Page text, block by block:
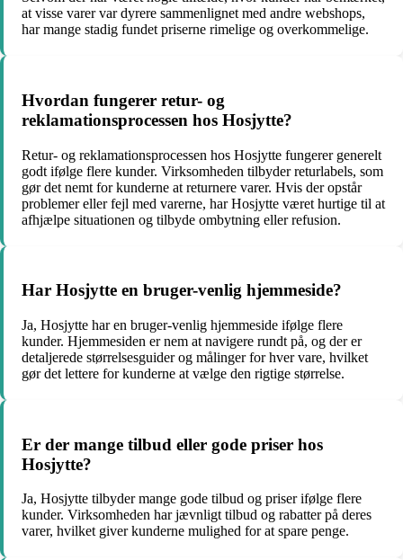
at visse varer var dyrere sammenlignet med andre webshops,
har mange stadig fundet priserne rimelige og overkommelige.
Hvordan fungerer retur- og
reklamationsprocessen hos Hosjytte?
Retur- og reklamationsprocessen hos Hosjytte fungerer generelt
godt ifølge flere kunder. Virksomheden tilbyder returlabels, som
gør det nemt for kunderne at returnere varer. Hvis der opstår
problemer eller fejl med varerne, har Hosjytte været hurtige til at
afhjælpe situationen og tilbyde ombytning eller refusion.
Har Hosjytte en bruger-venlig hjemmeside?
Ja, Hosjytte har en bruger-venlig hjemmeside ifølge flere
kunder. Hjemmesiden er nem at navigere rundt på, og der er
detaljerede størrelsesguider og målinger for hver vare, hvilket
gør det lettere for kunderne at vælge den rigtige størrelse.
Er der mange tilbud eller gode priser hos
Hosjytte?
Ja, Hosjytte tilbyder mange gode tilbud og priser ifølge flere
kunder. Virksomheden har jævnligt tilbud og rabatter på deres
varer, hvilket giver kunderne mulighed for at spare penge.